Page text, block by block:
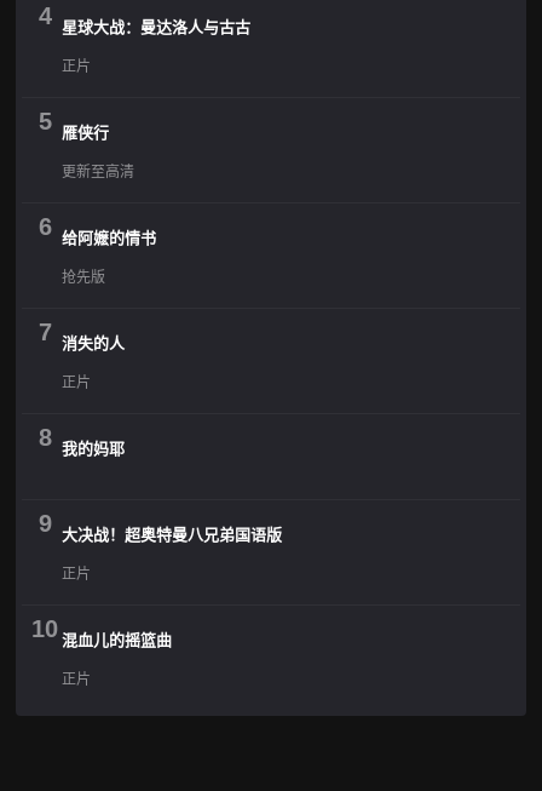
4 星球大战：曼达洛人与古古
正片
5 雁侠行
更新至高清
6 给阿嬷的情书
抢先版
7 消失的人
正片
8 我的妈耶
9 大决战！超奥特曼八兄弟国语版
正片
10 混血儿的摇篮曲
正片